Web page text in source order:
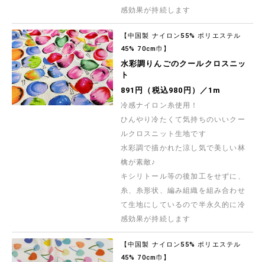
感効果が持続します
【中国製 ナイロン55% ポリエステル
45% 70cm巾】
水彩調りんごのクールクロスニッ
ト
891円（税込980円）／1m
冷感ナイロン糸使用！
ひんやり冷たくて気持ちのいいクー
ルクロスニット生地です
水彩調で描かれた涼し気で美しい林
檎が素敵♪
キシリトール等の後加工をせずに、
糸、糸形状、編み組織を組み合わせ
て生地にしているので半永久的に冷
感効果が持続します
【中国製 ナイロン55% ポリエステル
45% 70cm巾】